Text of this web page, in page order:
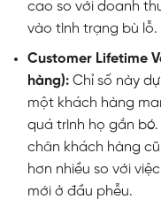
cao so với doanh
vào tình trạng bù lỗ.
Customer Lifetime
hàng):Chỉ số này
một khách hàng
quá trình họ gắn
chân khách hàng
hơn nhiều so với
mới ở đầu phễu.